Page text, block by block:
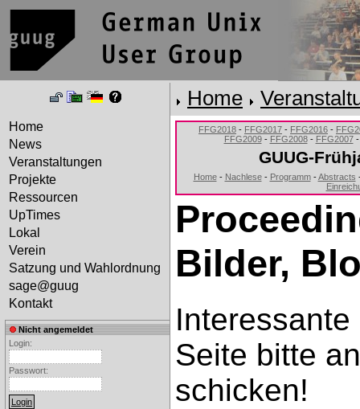
Home
Home
News
Veranstaltungen
Projekte
Ressourcen
UpTimes
Lokal
Verein
Satzung und Wahlordnung
sage@guug
Kontakt
Nicht angemeldet
Login:
Passwort:
FFG2018 - FFG2017 - FFG2016 -
FFG2009- FFG2008- FFG2007
GUUG-
Home- Nachlese- Programm-Abstracts
Bilder,
Seite bitte
schicken!